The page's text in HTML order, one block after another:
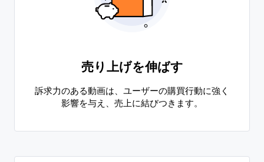
売り上げを伸ばす
訴求力のある動画は、ユーザーの購買行動に強く
影響を与え、売上に結びつきます。